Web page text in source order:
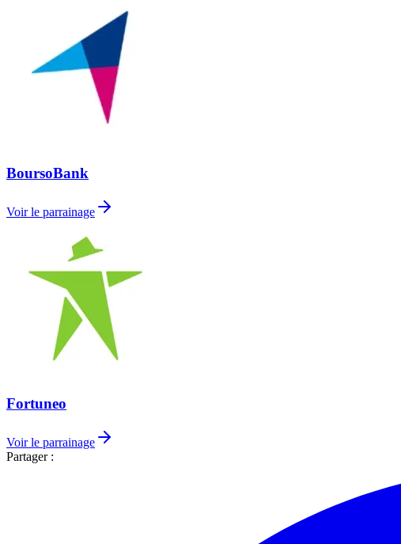
BoursoBank
Voir le parrainage
Fortuneo
Voir le parrainage
Partager :